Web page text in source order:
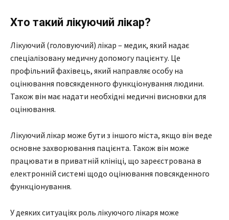
Хто такий лікуючий лікар?
Лікуючий (головуючий) лікар – медик, який надає
спеціалізовану медичну допомогу пацієнту. Це
профільний фахівець, який направляє особу на
оцінювання повсякденного функціонування людини.
Також він має надати необхідні медичні висновки для
оцінювання.
Лікуючий лікар може бути з іншого міста, якщо він веде
основне захворювання пацієнта. Також він може
працювати в приватній клініці, що зареєстрована в
електронній системі щодо оцінювання повсякденного
функціонування.
У деяких ситуаціях роль лікуючого лікаря може